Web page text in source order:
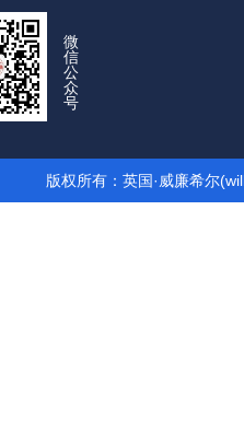
微
信
公
众
号
版权所有：英国·威廉希尔